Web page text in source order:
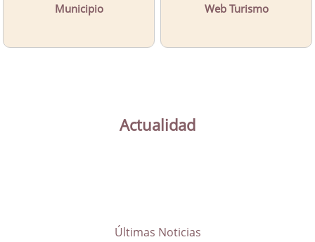
Municipio Web Turismo
Actualidad
Últimas Noticias